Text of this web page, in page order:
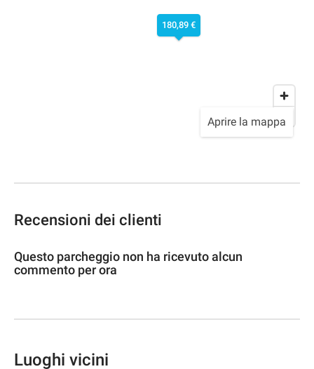
180,89 €
Aprire la mappa
Recensioni dei clienti
Questo parcheggio non ha ricevuto alcun
commento per ora
Luoghi vicini